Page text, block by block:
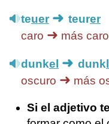
teuer ➜ teurer
caro ➜ más caro
dunkel ➜ dunk
oscuro ➜ más
Si el adjetivo